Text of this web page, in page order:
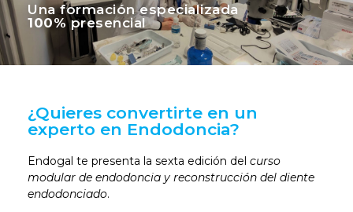
Una formación especializada
100%presencial
¿Quieres convertirte en un
experto en Endodoncia?
Endogal te presenta la sexta edición del curso
modular de endodoncia y reconstrucción del diente
endodonciado.